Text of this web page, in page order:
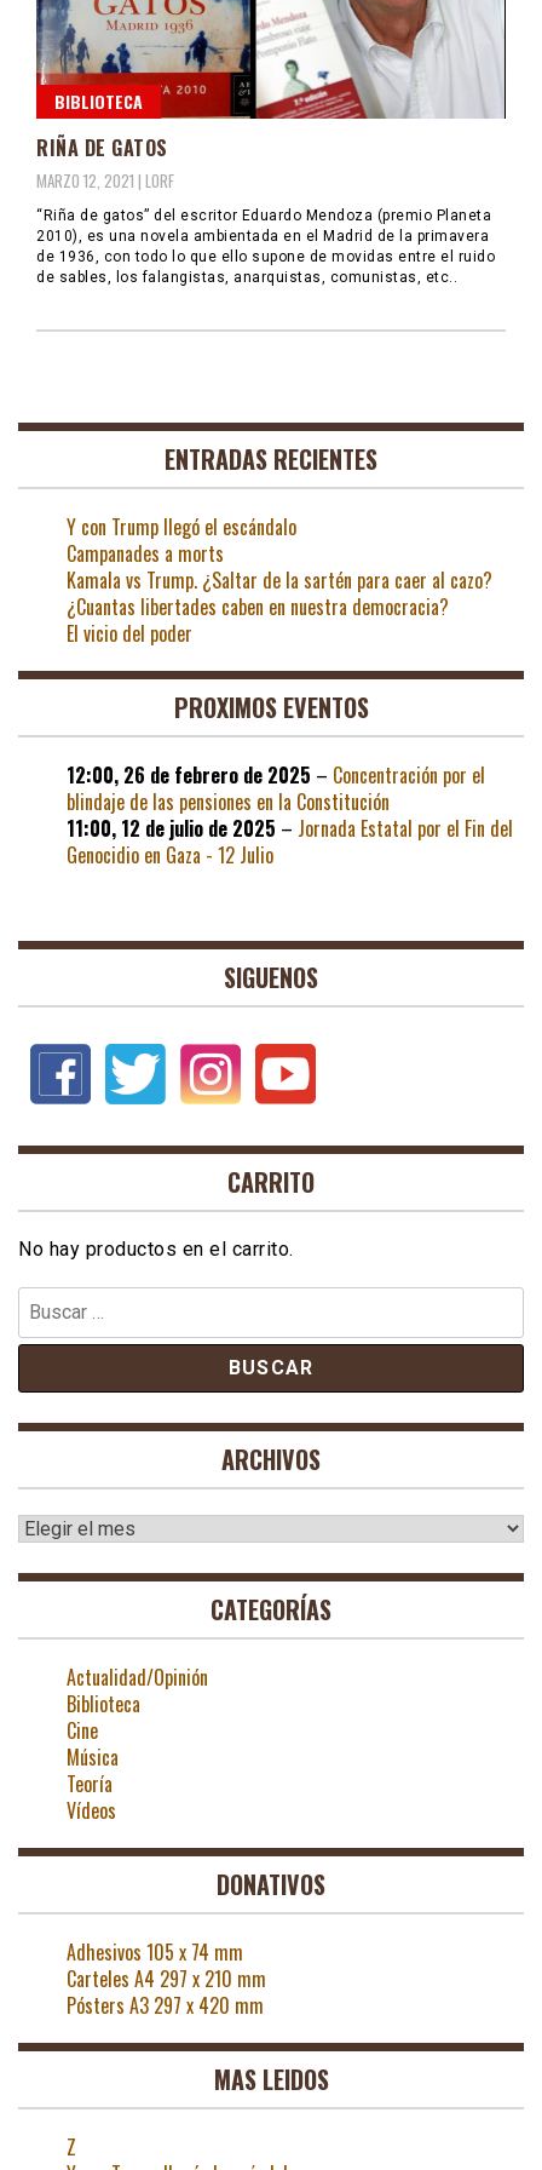
BIBLIOTECA
RIÑA DE GATOS
MARZO 12, 2021 | LORF
“Riña de gatos” del escritor Eduardo Mendoza (premio Planeta
2010), es una novela ambientada en el Madrid de la primavera
de 1936, con todo lo que ello supone de movidas entre el ruido
de sables, los falangistas, anarquistas, comunistas, etc..
ENTRADAS RECIENTES
Y con Trump llegó el escándalo
Campanades a morts
Kamala vs Trump. ¿Saltar de la sartén para caer al cazo?
¿Cuantas libertades caben en nuestra democracia?
El vicio del poder
PROXIMOS EVENTOS
12:00, 26 de febrero de 2025 – Concentración por el
blindaje de las pensiones en la Constitución
11:00, 12 de julio de 2025 – Jornada Estatal por el Fin del
Genocidio en Gaza - 12 Julio
SIGUENOS
CARRITO
No hay productos en el carrito.
Buscar:
ARCHIVOS
Archivos
CATEGORÍAS
Actualidad/Opinión
Biblioteca
Cine
Música
Teoría
Vídeos
DONATIVOS
Adhesivos 105 x 74 mm
Carteles A4 297 x 210 mm
Pósters A3 297 x 420 mm
MAS LEIDOS
Z